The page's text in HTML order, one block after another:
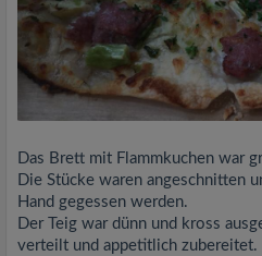
Das Brett mit Flammkuchen war
Die Stücke waren angeschnitten
Hand gegessen werden.
Der Teig war dünn und kross
verteilt und appetitlich